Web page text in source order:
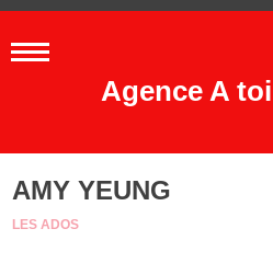
Agence A
AMY YEUNG
LES ADOS